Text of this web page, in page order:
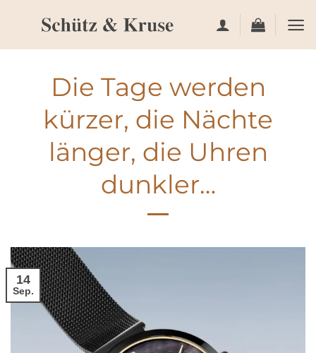
Die Tage werden
kürzer, die Nächte
länger, die Uhren
dunkler…
14
Sep.